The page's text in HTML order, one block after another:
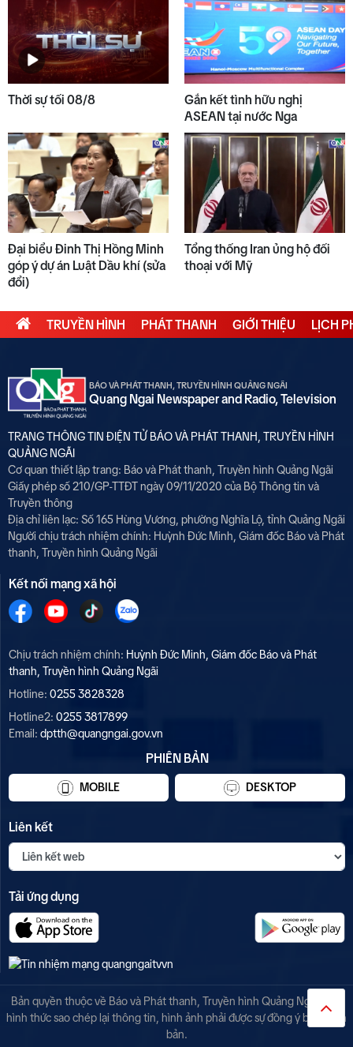
Thời sự tối 08/8
Gắn kết tình hữu nghị
ASEAN tại nước Nga
Đại biểu Đinh Thị Hồng Minh
góp ý dự án Luật Dầu khí (sửa
đổi)
Tổng thống Iran ủng hộ đối
thoại với Mỹ
TRUYỀN HÌNH PHÁT THANH GIỚI THIỆU LỊCH
BÁO VÀ PHÁT THANH, TRUYỀN HÌNH QUẢNG NGÃI
Quang Ngai Newspaper and Radio, Television
TRANG THÔNG TIN ĐIỆN TỬ BÁO VÀ PHÁT THANH, TRUYỀN HÌNH
QUẢNG NGÃI
Cơ quan thiết lập trang: Báo và Phát thanh, Truyền hình Quảng Ngãi
Giấy phép số 210/GP-TTĐT ngày 09/11/2020 của Bộ Thông tin và
Truyền thông
Địa chỉ liên lạc: Số 165 Hùng Vương, phường Nghĩa Lộ, tỉnh Quảng Ngãi
Người chịu trách nhiệm chính: Huỳnh Đức Minh, Giám đốc Báo và Phát
thanh, Truyền hình Quảng Ngãi
Kết nối mạng xã hội
Chịu trách nhiệm chính: Huỳnh Đức Minh, Giám đốc Báo và Phát
thanh, Truyền hình Quảng Ngãi
Hotline: 0255 3828328
Hotline2: 0255 3817899
Email: dptth@quangngai.gov.vn
PHIÊN BẢN
MOBILE DESKTOP
Liên kết
Tải ứng dụng
Bản quyền thuộc về Báo và Phát thanh, Truyền hình Quảng Ngãi. Mọi
hình thức sao chép lại thông tin, hình ảnh phải được sự đồng ý bằng văn
bản.